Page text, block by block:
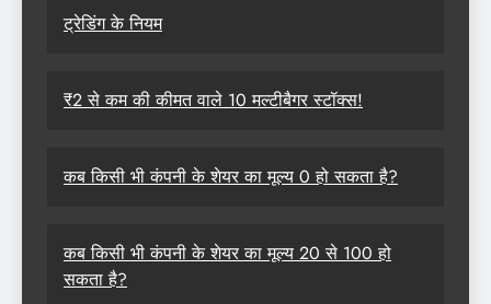
ट्रेडिंग के नियम
₹2 से कम की कीमत वाले 10 मल्टीबैगर स्टॉक्स!
कब किसी भी कंपनी के शेयर का मूल्य 0 हो सकता है?
कब किसी भी कंपनी के शेयर का मूल्य 20 से 100 हो
सकता है?